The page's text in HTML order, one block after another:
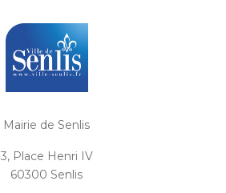
Mairie de Senlis
3, Place Henri IV
60300 Senlis